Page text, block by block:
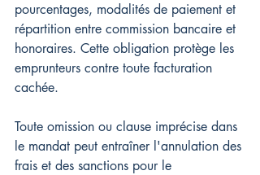
pourcentages, modalités de paiement et
répartition entre commission bancaire et
honoraires. Cette obligation protège les
emprunteurs contre toute facturation
cachée.
Toute omission ou clause imprécise dans
le mandat peut entraîner l'annulation des
frais et des sanctions pour le